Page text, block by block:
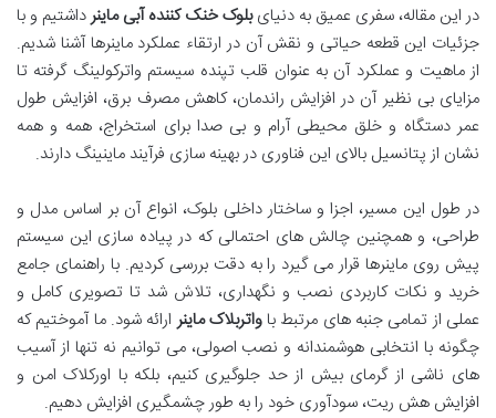
در این مقاله، سفری عمیق به دنیایبلوک خنک کننده آبی ماینرداشتیم و با
جزئیات این قطعه حیاتی و نقش آن در ارتقاء عملکرد ماینرها آشنا شدیم.
از ماهیت و عملکرد آن به عنوان قلب تپنده سیستم واترکولینگ گرفته تا
مزایای بی نظیر آن در افزایش راندمان، کاهش مصرف برق، افزایش طول
عمر دستگاه و خلق محیطی آرام و بی صدا برای استخراج، همه و همه
نشان از پتانسیل بالای این فناوری در بهینه سازی فرآیند ماینینگ دارند.
در طول این مسیر، اجزا و ساختار داخلی بلوک، انواع آن بر اساس مدل و
طراحی، و همچنین چالش های احتمالی که در پیاده سازی این سیستم
پیش روی ماینرها قرار می گیرد را به دقت بررسی کردیم. با راهنمای جامع
خرید و نکات کاربردی نصب و نگهداری، تلاش شد تا تصویری کامل و
عملی از تمامی جنبه های مرتبط باواتربلاک ماینر ارائه شود. ما آموختیم که
چگونه با انتخابی هوشمندانه و نصب اصولی، می توانیم نه تنها از آسیب
های ناشی از گرمای بیش از حد جلوگیری کنیم، بلکه با اورکلاک امن و
افزایش هش ریت، سودآوری خود را به طور چشمگیری افزایش دهیم.